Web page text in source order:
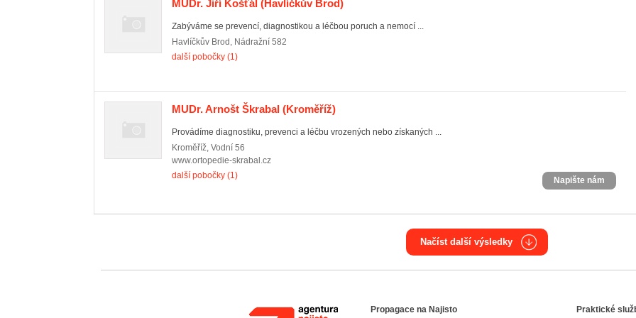
MUDr. Jiří Košťál (Havlíčkův Brod)
Zabýváme se prevencí, diagnostikou a léčbou poruch a nemocí ...
Havlíčkův Brod , Nádražní 582
další pobočky (1)
MUDr. Arnošt Škrabal (Kroměříž)
Provádíme diagnostiku, prevenci a léčbu vrozených nebo získaných ...
Kroměříž, Vodní 56
www.ortopedie-skrabal.cz
další pobočky (1)
Napište nám
Načíst další výsledky
Agentura NajistoPropagace na Najisto Praktické